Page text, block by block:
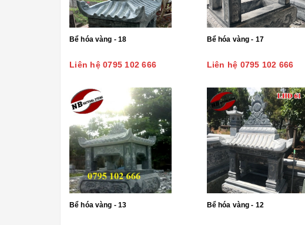
Bể hóa vàng - 18
Liên hệ 0795 102 666
Bể hóa vàng - 17
Liên hệ 0795 102 666
Bể hóa vàng - 13 Bể hóa vàng - 12